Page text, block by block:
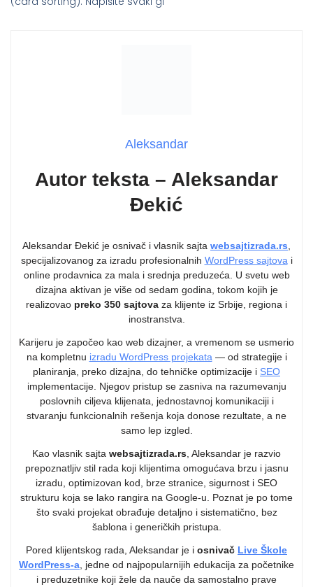
Aleksandar
Autor teksta – Aleksandar
Đekić
Aleksandar Đekić je osnivač i vlasnik sajta websajtizrada.rs
specijalizovanog za izradu profesionalnih WordPress sajtova i
online prodavnica za mala i srednja preduzeća. U svetu web
dizajna aktivan je više od sedam godina, tokom kojih je
realizovao preko 350 sajtova za klijente iz Srbije, regiona i
inostranstva.
Karijeru je započeo kao web dizajner, a vremenom se usmerio
na kompletnu izradu WordPress projekata — od strategije i
planiranja, preko dizajna, do tehničke optimizacije i SEO
implementacije. Njegov pristup se zasniva na razumevanju
poslovnih ciljeva klijenata, jednostavnoj komunikaciji i
stvaranju funkcionalnih rešenja koja donose rezultate, a ne
samo lep izgled.
Kao vlasnik sajta websajtizrada.rs , Aleksandar je razvio
prepoznatljiv stil rada koji klijentima omogućava brzu i jasnu
izradu, optimizovan kod, brze stranice, sigurnost i SEO
strukturu koja se lako rangira na Google-u. Poznat je po tome
što svaki projekat obrađuje detaljno i sistematično, bez
šablona i generičkih pristupa.
Pored klijentskog rada, Aleksandar je i osnivač Live Škole
WordPress-a , jedne od najpopularnijih edukacija za početnike
i preduzetnike koji žele da nauče da samostalno prave